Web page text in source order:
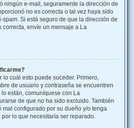
ningún e-mail, seguramente la dirección de
no es correcta o tal vez haya sido
spam. Si está seguro de que la dirección de
envíe un mensaje a La
lo cuál esto puede suceder. Primero,
de usuario y contraseña se encuentren
están, comuníquese con La
de que no ha sido excluido. También
mal configurado por su dueño y/o tenga
lo que necesitaría ser reparado.